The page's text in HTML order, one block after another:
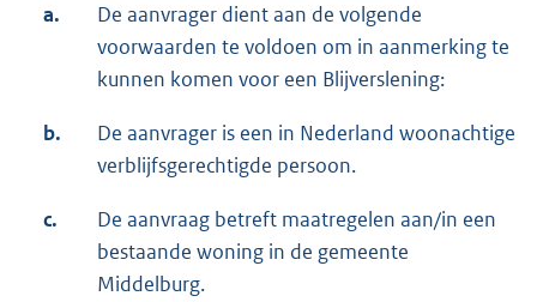
a.
De aanvrager dient aan de volgende
voorwaarden te voldoen om in aanmerking te
kunnen komen voor een Blijverslening:
b.
De aanvrager is een in Nederland woonachtige
verblijfsgerechtigde persoon.
c.
De aanvraag betreft maatregelen aan/in een
bestaande woning in de gemeente
Middelburg.